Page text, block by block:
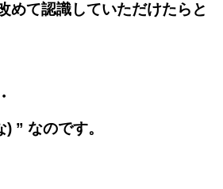
めて認識していただけたらと
) ” なのです。